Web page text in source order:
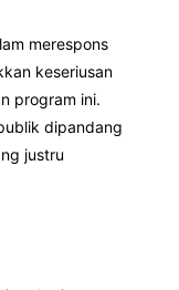
merespons
keseriusan
program ini.
dipandang
justru